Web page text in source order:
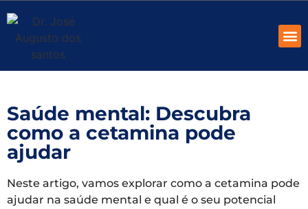
Saúde mental: Descubra
como a cetamina pode
ajudar
Neste artigo, vamos explorar como a cetamina pode
ajudar na saúde mental e qual é o seu potencial